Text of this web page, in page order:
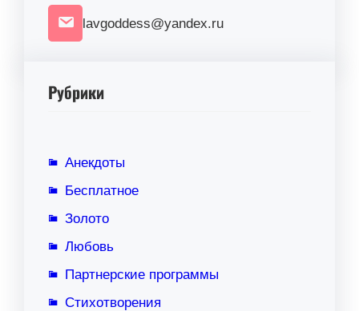
lavgoddess@yandex.ru
Рубрики
Анекдоты
Бесплатное
Золото
Любовь
Партнерские программы
Стихотворения